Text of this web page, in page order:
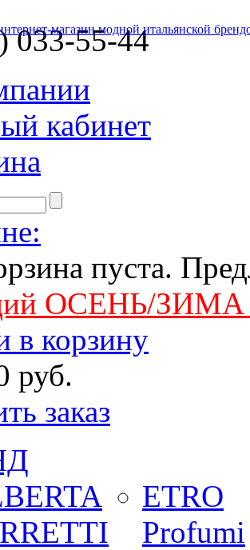
033-55-44
кабинет
пуста.
ОСЕНЬ/ЗИМА
в корзину
руб.
заказ
ETRO
Profumi